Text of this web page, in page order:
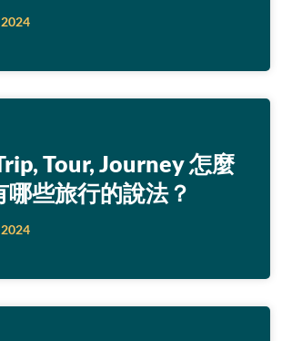
Tour, Journey 怎麼
哪些旅行的說法？